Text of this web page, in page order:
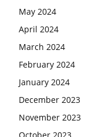
May 2024
April 2024
March 2024
February 2024
January 2024
December 2023
November 2023